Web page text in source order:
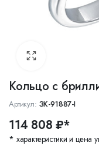
Кольцо с
Артикул: ЗК-91887-I
114 808 ₽*
* характеристики и цена